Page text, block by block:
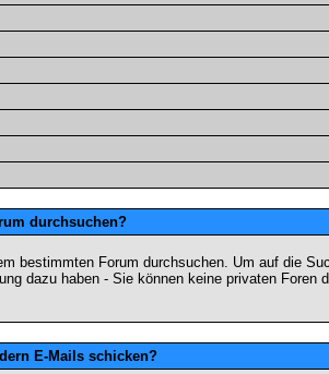
durchsuchen?
bestimmten Forum durchsuchen. Um auf die
dazu haben - Sie können keine privaten Foren
E-Mails schicken?